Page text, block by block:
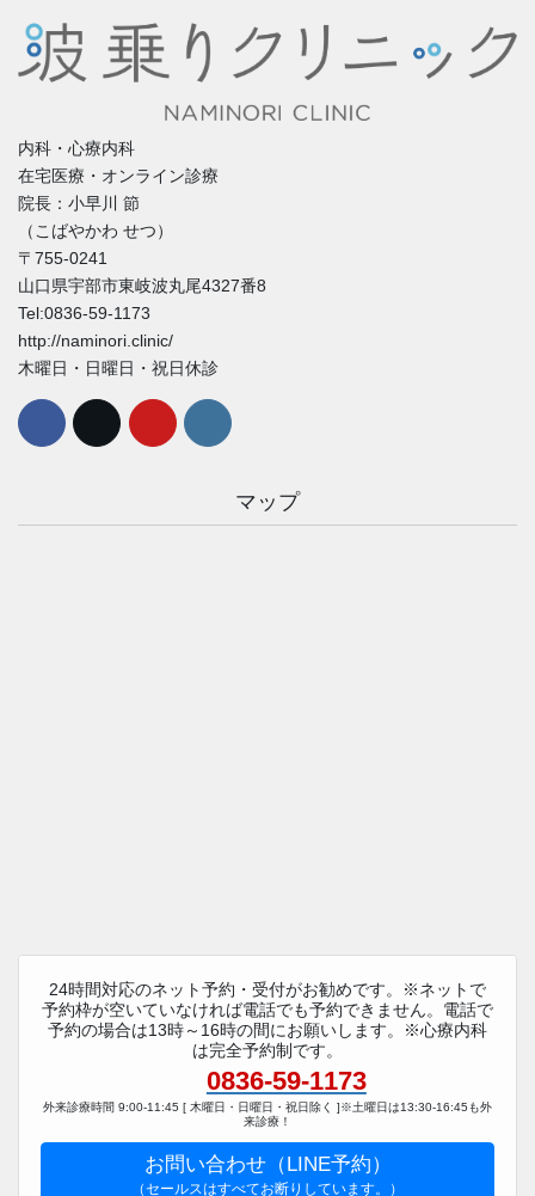
内科・心療内科
在宅医療・オンライン診療
院長：小早川 節
（こばやかわ せつ）
〒755-0241
山口県宇部市東岐波丸尾4327番8
Tel:0836-59-1173
http://naminori.clinic/
木曜日・日曜日・祝日休診
マップ
24時間対応のネット予約・受付がお勧めです。※ネットで
予約枠が空いていなければ電話でも予約できません。電話で
予約の場合は13時～16時の間にお願いします。※心療内科
は完全予約制です。
0836-59-1173
外来診療時間 9:00-11:45 [ 木曜日・日曜日・祝日除く ]※土曜日は13:30-16:45も外
来診療！
お問い合わせ（LINE予約）
（セールスはすべてお断りしています。）